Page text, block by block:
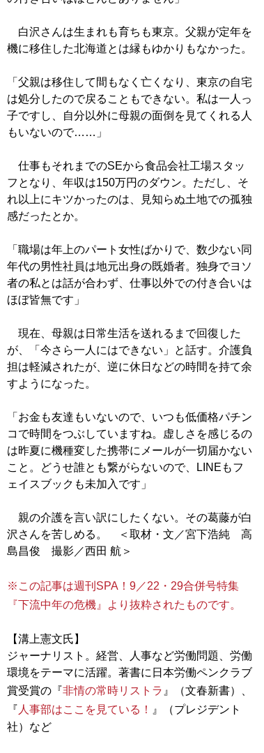
白沢さんは生まれも育ちも東京。父親が定年を
機に移住した北海道とは縁もゆかりもなかった。
「父親は移住して間もなく亡くなり、東京の自宅
は処分したので戻ることもできない。私は一人っ
子ですし、自分以外に母親の面倒を見てくれる人
もいないので……」
仕事もそれまでのSEから食品会社工場スタッ
フとなり、年収は150万円のダウン。ただし、そ
れ以上にキツかったのは、見知らぬ土地での孤独
感だったとか。
「職場は年上のパート女性ばかりで、数少ない同
年代の男性社員は地元出身の既婚者。独身でヨソ
者の私とは話が合わず、仕事以外での付き合いは
ほぼ皆無です」
現在、母親は日常生活を送れるまで回復した
が、「今さら一人にはできない」と話す。介護負
担は軽減されたが、逆に休日などの時間を持て余
すようになった。
「お金も友達もいないので、いつも低価格パチン
コで時間をつぶしていますね。虚しさを感じるの
は昨夏に機種変した携帯にメールが一切届かない
こと。どうせ誰とも繋がらないので、LINEもフ
ェイスブックも未加入です」
親の介護を言い訳にしたくない。その葛藤が白
沢さんを苦しめる。 ＜取材・文／宮下浩純 高
島昌俊 撮影／西田 航＞
※この記事は週刊SPA！9／22・29合併号特集
『下流中年の危機』より抜粋されたものです。
【溝上憲文氏】
ジャーナリスト。経営、人事など労働問題、労働
環境をテーマに活躍。著書に日本労働ペンクラブ
賞受賞の『非情の常時リストラ 』（文春新書）、
『 人事部はここを見ている！
』（プレジデント
社）など